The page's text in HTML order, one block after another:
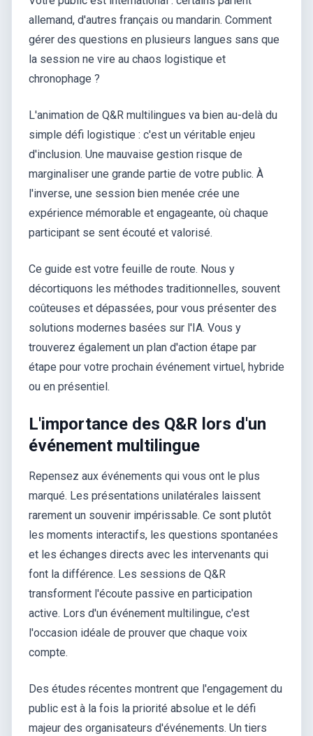
allemand, d'autres français ou mandarin. Comment
gérer des questions en plusieurs langues sans que
la session ne vire au chaos logistique et
chronophage ?
L'animation de Q&R multilingues va bien au-delà du
simple défi logistique : c'est un véritable enjeu
d'inclusion. Une mauvaise gestion risque de
marginaliser une grande partie de votre public. À
l'inverse, une session bien menée crée une
expérience mémorable et engageante, où chaque
participant se sent écouté et valorisé.
Ce guide est votre feuille de route. Nous y
décortiquons les méthodes traditionnelles, souvent
coûteuses et dépassées, pour vous présenter des
solutions modernes basées sur l'IA. Vous y
trouverez également un plan d'action étape par
étape pour votre prochain événement virtuel, hybride
ou en présentiel.
L'importance des Q&R lors d'un
événement multilingue
Repensez aux événements qui vous ont le plus
marqué. Les présentations unilatérales laissent
rarement un souvenir impérissable. Ce sont plutôt
les moments interactifs, les questions spontanées
et les échanges directs avec les intervenants qui
font la différence. Les sessions de Q&R
transforment l'écoute passive en participation
active. Lors d'un événement multilingue, c'est
l'occasion idéale de prouver que chaque voix
compte.
Des études récentes montrent que l'engagement du
public est à la fois la priorité absolue et le défi
majeur des organisateurs d'événements. Un tiers